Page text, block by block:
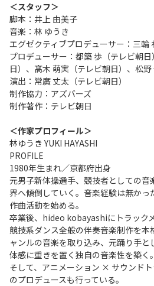
＜スタッフ＞
脚本：井上 由美子
音楽：林 ゆうき
エグゼクティブプロデューサー：三輪
プロデューサー：都築 歩（テレビ朝
日）、髙木 萌実（テレビ朝日）、松野
演出：常廣 丈太（テレビ朝日）
制作協力：アズバーズ
制作著作：テレビ朝日
＜作家プロフィール＞
林ゆうき YUKI HAYASHI
PROFILE
1980年生まれ／京都府出身
元男子新体操選手、競技者としての
界へ傾倒していく。音楽経験は無かっ
作曲活動を始める。
卒業後、hideo kobayashiにトラック
競技系ダンス全般の伴奏音楽制作を
ャンルの音楽を取り込み、元踊り手
体感に重きを置く独自の音楽性を築く。
そして、アニメーション × サウンドト
のプロデュースも行っている。